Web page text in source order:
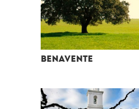
BENAVENTE